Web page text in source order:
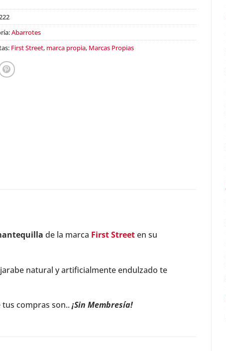
Abarrotes
First Street, marca propia, Marcas Propias
de la marca First Streeten su
natural y artificialmente endulzado te
tus compras son.. ¡Sin Membresía!